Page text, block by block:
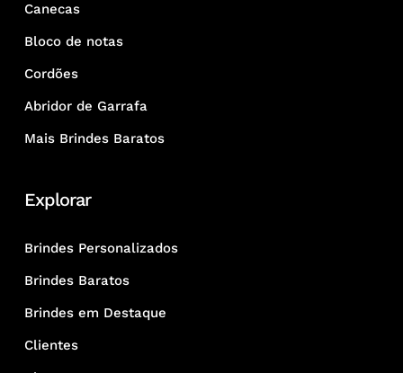
Canecas
Bloco de notas
Cordões
Abridor de Garrafa
Mais Brindes Baratos
Explorar
Brindes Personalizados
Brindes Baratos
Brindes em Destaque
Clientes